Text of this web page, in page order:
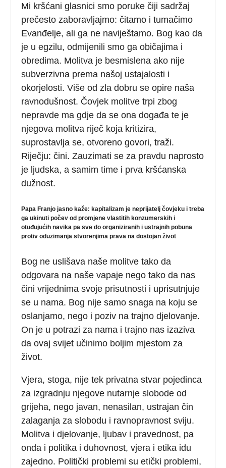
Mi kršćani glasnici smo poruke čiji sadržaj
prečesto zaboravljajmo: čitamo i tumačimo
Evanđelje, ali ga ne naviještamo. Bog kao da
je u egzilu, odmijenili smo ga običajima i
obredima. Molitva je besmislena ako nije
subverzivna prema našoj ustajalosti i
okorjelosti. Više od zla dobru se opire naša
ravnodušnost. Čovjek molitve trpi zbog
nepravde ma gdje da se ona događa te je
njegova molitva riječ koja kritizira,
suprostavlja se, otvoreno govori, traži.
Riječju: čini. Zauzimati se za pravdu naprosto
je ljudska, a samim time i prva kršćanska
dužnost.
Papa Franjo jasno kaže: kapitalizam je neprijatelj čovjeku i treba
ga ukinuti počev od promjene vlastitih konzumerskih i
otuđujućih navika pa sve do organiziranih i ustrajnih pobuna
protiv oduzimanja stvorenjima prava na dostojan život
Bog ne uslišava naše molitve tako da
odgovara na naše vapaje nego tako da nas
čini vrijednima svoje prisutnosti i uprisutnjuje
se u nama. Bog nije samo snaga na koju se
oslanjamo, nego i poziv na trajno djelovanje.
On je u potrazi za nama i trajno nas izaziva
da ovaj svijet učinimo boljim mjestom za
život.
Vjera, stoga, nije tek privatna stvar pojedinca
za izgradnju njegove nutarnje slobode od
grijeha, nego javan, nenasilan, ustrajan čin
zalaganja za slobodu i ravnopravnost sviju.
Molitva i djelovanje, ljubav i pravednost, pa
onda i politika i duhovnost, vjera i etika idu
zajedno. Politički problemi su etički problemi,